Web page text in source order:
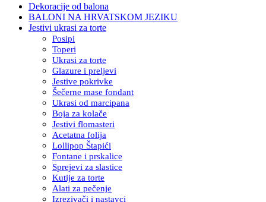
Dekoracije od balona
BALONI NA HRVATSKOM JEZIKU
Jestivi ukrasi za torte
Posipi
Toperi
Ukrasi za torte
Glazure i preljevi
Jestive pokrivke
Šečerne mase fondant
Ukrasi od marcipana
Boja za kolače
Jestivi flomasteri
Acetatna folija
Lollipop Štapići
Fontane i prskalice
Sprejevi za slastice
Kutije za torte
Alati za pečenje
Izrezivači i nastavci